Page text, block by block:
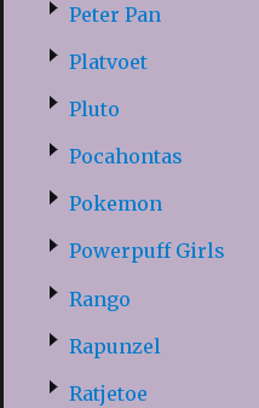
Peter Pan
Platvoet
Pluto
Pocahontas
Pokemon
Powerpuff Girls
Rango
Rapunzel
Ratjetoe